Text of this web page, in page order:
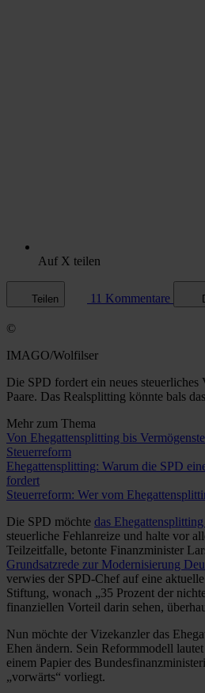
Auf X teilen
Teilen 11 Kommentare
©
IMAGO/Wolfilser
Die SPD fordert ein neues steuerliches
Paare. Das Realsplitting könnte bals
Mehr zum Thema
Von Ehegattensplitting bis
Steuerreform
Ehegattensplitting: Warum die SPD
fordert
Steuerreform: Wer vom
Die SPD möchte das
steuerliche Fehlanreize und halte vor
Teilzeitfalle, betonte Finanzminister
Grundsatzrede zur Modernisierung
verwies der SPD-Chef auf eine
Stiftung, wonach „35 Prozent der
finanziellen Vorteil darin sehen,
Nun möchte der Vizekanzler das
Ehen ändern. Sein Reformmodell
einem Papier des
„vorwärts“ vorliegt.